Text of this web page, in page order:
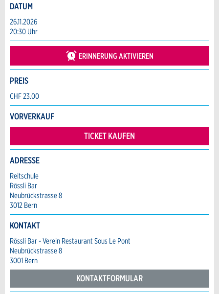
Anzeige beanstanden
Ihr Feedback wird sehr geschätzt!
Allgemeines Feedback
Anzeige nicht mehr gültig
Anzeige unvollständig
Nachricht
* Eingabe erforderlich
Anzeige weiterempfehlen
Empfehlen Sie diese Anzeige an Freunde
* Eingabe erforderlich
ANZEIGE WEITEREMPFEHLEN
Reservation
Veranstaltungsdatum *:
Anzahl der Teilnehmer *:
Vorname / Nachname *:
Firma / Organisation:
Adresszusatz:
Strasse und Nr. *:
PLZ / Ort *:
DATUM
26.11.2026
20:30 Uhr
ERINNERUNG AKTIVIEREN
PREIS
CHF 23.00
VORVERKAUF
TICKET KAUFEN
ADRESSE
Reitschule
Rössli Bar
Neubrückstrasse 8
3012 Bern
KONTAKT
Rössli Bar - Verein Restaurant Sous Le Pont
Neubrückstrasse 8
3001 Bern
KONTAKTFORMULAR